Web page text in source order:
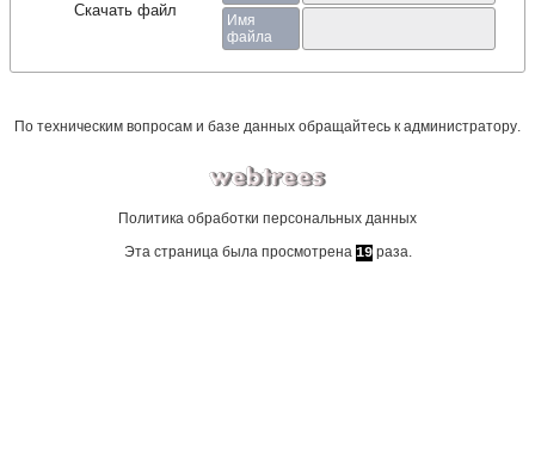
Скачать файл
Имя
файла
По техническим вопросам и базе данных обращайтесь к администратору.
Политика обработки персональных данных
Эта страница была просмотрена 19раза.